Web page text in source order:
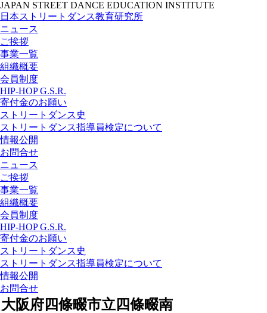
JAPAN STREET DANCE EDUCATION INSTITUTE
日本ストリートダンス教育研究所
ニュース
ご挨拶
事業一覧
組織概要
会員制度
HIP-HOP G.S.R.
寄付金のお願い
ストリートダンス史
ストリートダンス指導員検定について
情報公開
お問合せ
ニュース
ご挨拶
事業一覧
組織概要
会員制度
HIP-HOP G.S.R.
寄付金のお願い
ストリートダンス史
ストリートダンス指導員検定について
情報公開
お問合せ
大阪府四條畷市立四條畷南